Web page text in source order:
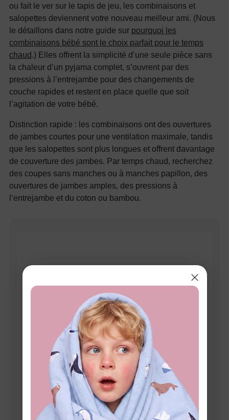
ou fait le ver sur le tapis de jeu, les combinaisons et
salopettes deviennent votre nouveau meilleur ami. (Nous
le détaillons dans notre guide sur pourquoi les
combinaisons bébé sont le choix parfait pour le temps
chaud.) Elles offrent la simplicité d’une seule pièce sans
la chaleur d’un pyjama complet, s’ouvrent par des
pressions à l’entrejambe pour des changements de
couche rapides et restent en place quelle que soit
l’agitation de votre bébé.
Distinction rapide : les combinaisons ont des ouvertures
de jambes courtes pour une ventilation maximale, tandis
que les salopettes sont plus longues et offrent davantage
de couverture des jambes. Par temps chaud, recherchez
des coupes sans manches ou à manches papillon, des
ouvertures de jambes amples, des pressions à
l’entrejambe et du coton ou bambou.